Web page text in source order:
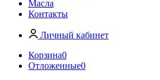
Масла
Контакты
Личный кабинет
Корзина0
Отложенные0